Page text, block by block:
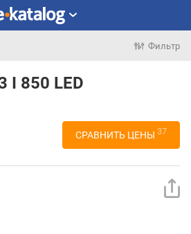
Фильтр
I 850 LED
СРАВНИТЬ ЦЕНЫ 37